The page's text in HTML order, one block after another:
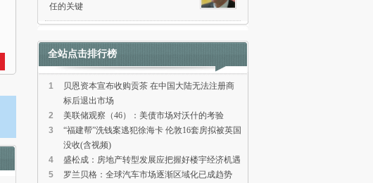
任的关键
全站点击排行榜
1
贝恩资本宣布收购贡茶 在中国大陆无法注册商
标后退出市场
2
美联储观察（46）：美债市场对沃什的考验
3
“福建帮”洗钱案逃犯徐海卡 伦敦16套房拟被英国
没收(含视频)
4
盛松成：房地产转型发展应把握好楼宇经济机遇
5
罗兰贝格：全球汽车市场逐渐区域化已成趋势